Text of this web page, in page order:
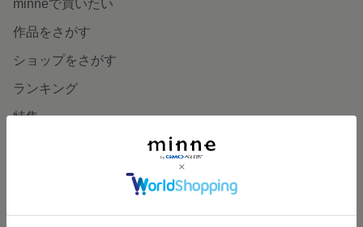
minneで買いたい
作品をさがす
ショップをさがす
ランキング
特集
食品販売